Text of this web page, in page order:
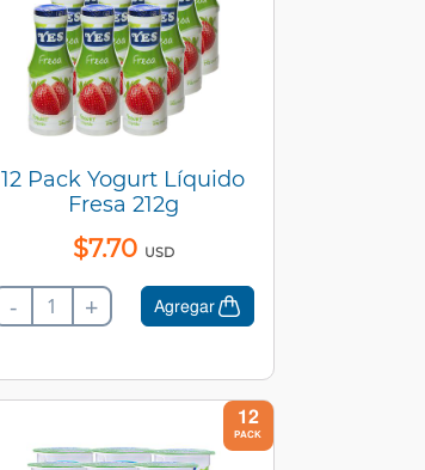
12 Pack Yogurt Líquido
Fresa 212g
$7.70 USD
- + Agregar
12
PACK